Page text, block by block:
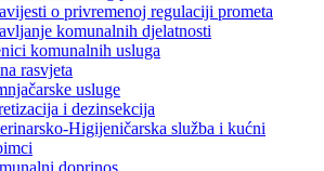
o privremenoj regulaciji prometa
komunalnih djelatnosti
komunalnih usluga
rasvjeta
usluge
i dezinsekcija
Higijeničarska služba i kućni
doprinos